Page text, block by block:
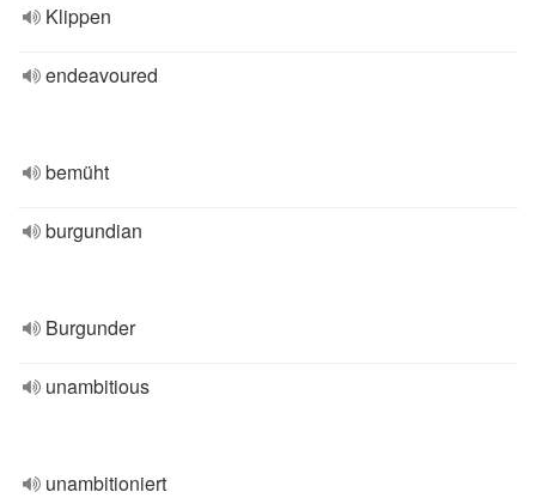
Klippen
endeavoured
bemüht
burgundian
Burgunder
unambitious
unambitioniert